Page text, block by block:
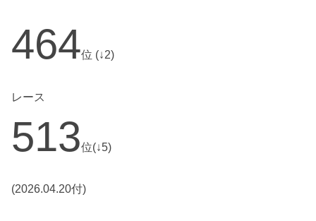
464位 (↓2)
レース
513位(↓5)
(2026.04.20付)